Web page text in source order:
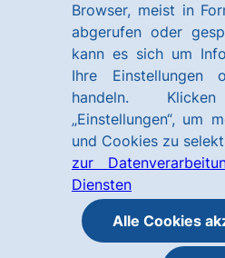
Browser, meist in
abgerufen oder
kann es sich um
Ihre Einstellungen
handeln.
„Einstellungen“, um
und Cookies zu
zur
Diensten
Alle Cookies